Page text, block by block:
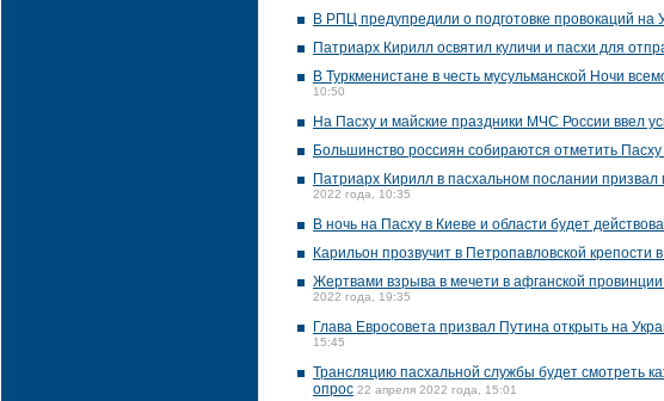
В РПЦ предупредили о подготовке провокаций на
Патриарх Кирилл освятил куличи и пасхи для
В Туркменистане в честь мусульманской Ночи
10:50
На Пасху и майские праздники МЧС России ввел
Большинство россиян собираются отметить
Патриарх Кирилл в пасхальном послании
2022 года, 10:35
В ночь на Пасху в Киеве и области будет
Карильон прозвучит в Петропавловской крепости
Жертвами взрыва в мечети в афганской
2022 года, 19:35
Глава Евросовета призвал Путина открыть на
15:45
Трансляцию пасхальной службы будет смотреть
опрос 22 апреля 2022 года, 15:01